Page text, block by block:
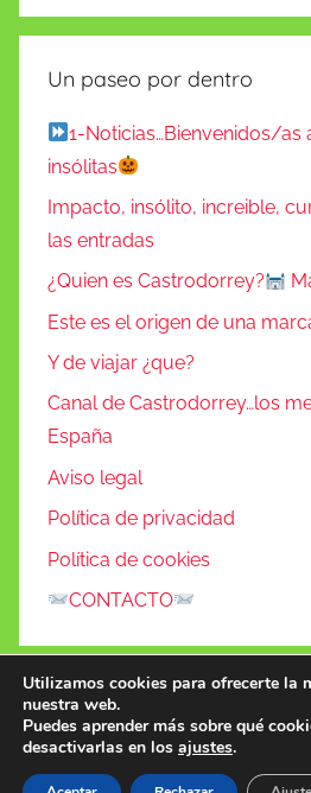
Un paseo por dentro
1-Noticias…Bienvenidos/as
insólitas
Impacto, insólito, increible,
las entradas
¿Quien es Castrodorrey?
Este es el origen de una
Y de viajar ¿que?
Canal de Castrodorrey…los
España
Aviso legal
Política de privacidad
Política de cookies
CONTACTO
Tema para WordPress:
Utilizamos cookies para ofrecerte la
nuestra web.
Puedes aprender más sobre qué
desactivarlas en los ajustes.